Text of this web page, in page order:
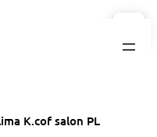
K.cof salon PL